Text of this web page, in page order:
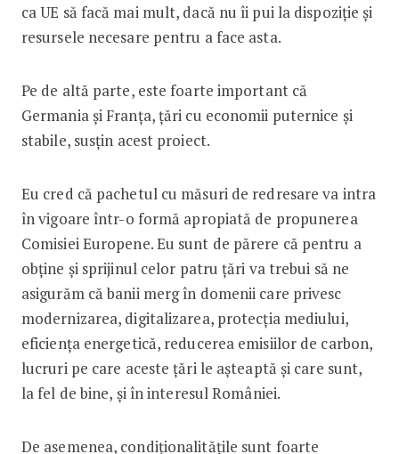
ca UE să facă mai mult, dacă nu îi pui la dispoziție și
resursele necesare pentru a face asta.
Pe de altă parte, este foarte important că
Germania și Franța, țări cu economii puternice și
stabile, susțin acest proiect.
Eu cred că pachetul cu măsuri de redresare va intra
în vigoare într-o formă apropiată de propunerea
Comisiei Europene. Eu sunt de părere că pentru a
obține și sprijinul celor patru țări va trebui să ne
asigurăm că banii merg în domenii care privesc
modernizarea, digitalizarea, protecția mediului,
eficiența energetică, reducerea emisiilor de carbon,
lucruri pe care aceste țări le așteaptă și care sunt,
la fel de bine, și în interesul României.
De asemenea, condiționalitățile sunt foarte